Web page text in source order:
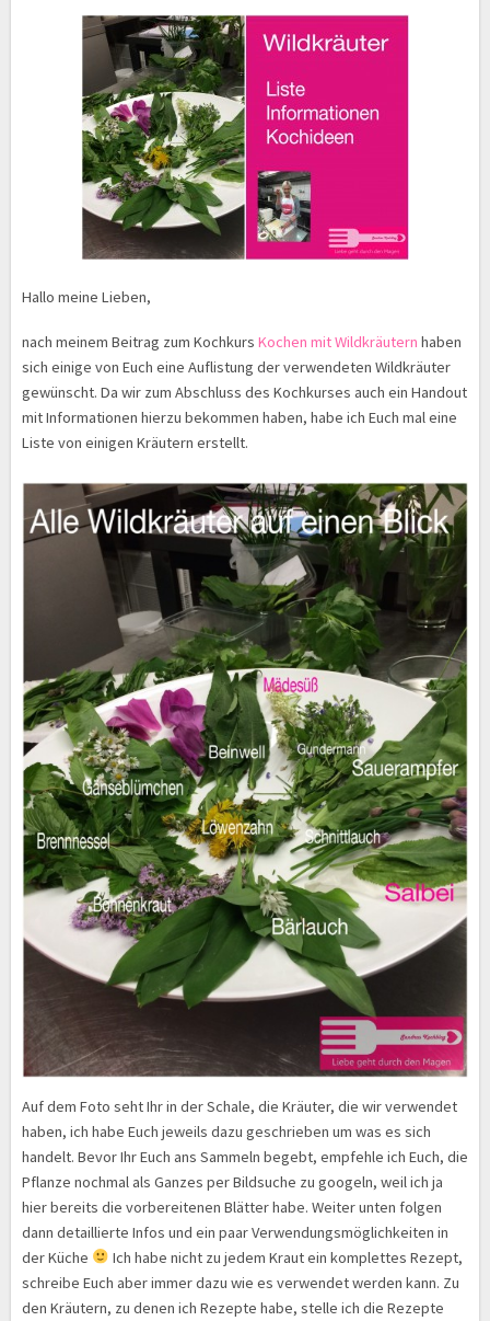
Hallo meine Lieben,
nach meinem Beitrag zum Kochkurs Kochen mit Wildkräutern haben
sich einige von Euch eine Auflistung der verwendeten Wildkräuter
gewünscht. Da wir zum Abschluss des Kochkurses auch ein Handout
mit Informationen hierzu bekommen haben, habe ich Euch mal eine
Liste von einigen Kräutern erstellt.
Auf dem Foto seht Ihr in der Schale, die Kräuter, die wir verwendet
haben, ich habe Euch jeweils dazu geschrieben um was es sich
handelt. Bevor Ihr Euch ans Sammeln begebt, empfehle ich Euch, die
Pflanze nochmal als Ganzes per Bildsuche zu googeln, weil ich ja
hier bereits die vorbereitenen Blätter habe. Weiter unten folgen
dann detaillierte Infos und ein paar Verwendungsmöglichkeiten in
der Küche
Ich habe nicht zu jedem Kraut ein komplettes Rezept,
schreibe Euch aber immer dazu wie es verwendet werden kann. Zu
den Kräutern, zu denen ich Rezepte habe, stelle ich die Rezepte